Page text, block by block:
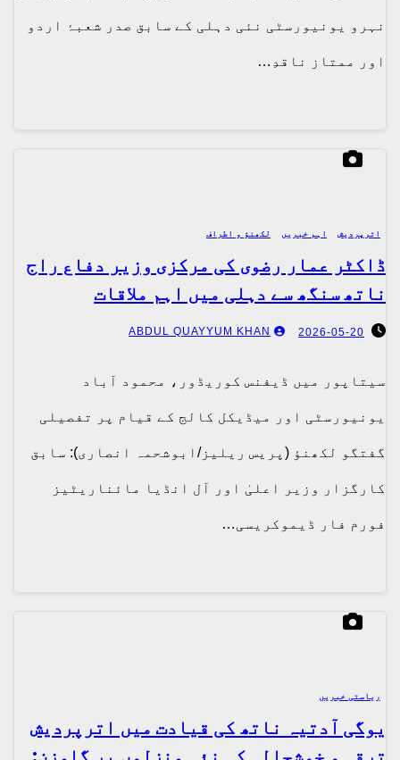
نہرو یونیورسٹی نئی دہلی کے سابق صدر شعبۂ اردو
اور ممتاز ناقدِ…
اترپردیش اہم خبریں لکھنؤ و اطراف
ڈاکٹر عمار رضوی کی مرکزی وزیر دفاع راج
ناتھ سنگھ سے دہلی میں اہم ملاقات
2026-05-20
ABDUL QUAYYUM KHAN
سیتاپور میں ڈیفنس کوریڈور، محمود آباد
یونیورسٹی اور میڈیکل کالج کے قیام پر تفصیلی
گفتگو لکھنؤ (پریس ریلیز/ابوشحمہ انصاری): سابق
کارگزار وزیر اعلیٰ اور آل انڈیا مائناریٹیز
فورم فار ڈیموکریسی…
ریاستی خبریں
یوگی آدتیہ ناتھ کی قیادت میں اترپردیش